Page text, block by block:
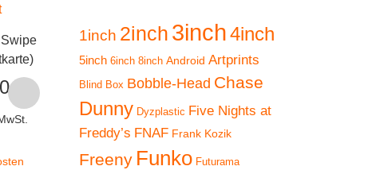
(Postkarte)
€2,50
inkl. 19 % MwSt.
zzgl.
Versandkosten
Zozoville – Turds and
Turtles (Postkarte)
€2,50
inkl. 19 % MwSt.
Versandkosten
1inch 2inch 3inch4inch
5inch 6inch 8inch Android Artprints
Blind Box Bobble-Head Chase
Dunny Dyzplastic Five Nights at
Freddy’s FNAF Frank Kozik
Freeny Funko Futurama